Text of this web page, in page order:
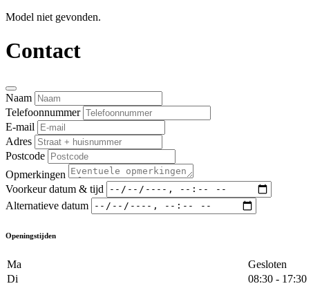
Model niet gevonden.
Contact
Naam
Telefoonnummer
E-mail
Adres
Postcode
Opmerkingen
Voorkeur datum & tijd
Alternatieve datum
Openingstijden
Ma
Gesloten
Di
08:30 - 17:30